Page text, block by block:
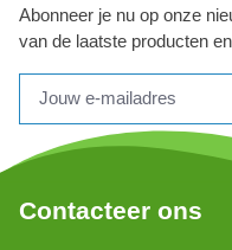
Abonneer je nu op onze
van de laatste producten
Contacteer ons